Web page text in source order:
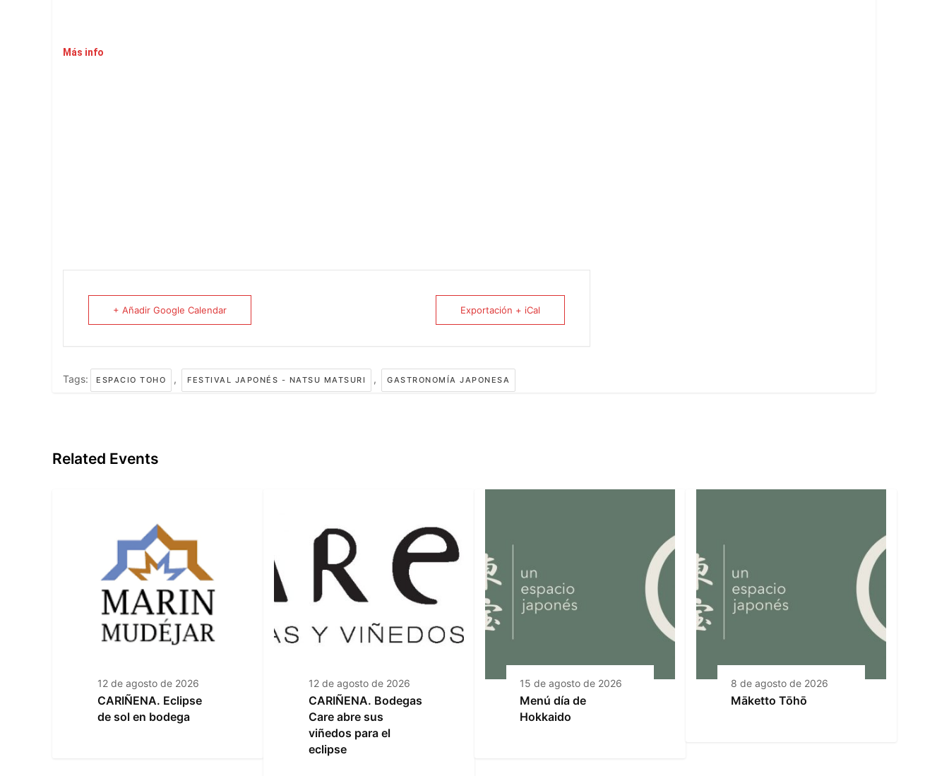
Más info
+ Añadir Google Calendar Exportación + iCal
Tags: ESPACIO TOHO , FESTIVAL JAPONÉS - NATSU MATSURI , GASTRONOMÍA JAPONESA
Related Events
12 de agosto de 2026
CARIÑENA. Eclipse
de sol en bodega
12 de agosto de 2026
CARIÑENA. Bodegas
Care abre sus
viñedos para el
eclipse
15 de agosto de 2026
Menú día de
Hokkaido
8 de agosto de 2026
Māketto Tōhō